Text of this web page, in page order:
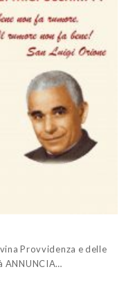
Provvidenza e delle
ANNUNCIA…